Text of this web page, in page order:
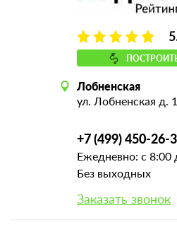
Лобненская
ул. Лобненская д.
+7 (499) 450-26-
Ежедневно: с 8:00
Без выходных
Заказать звонок